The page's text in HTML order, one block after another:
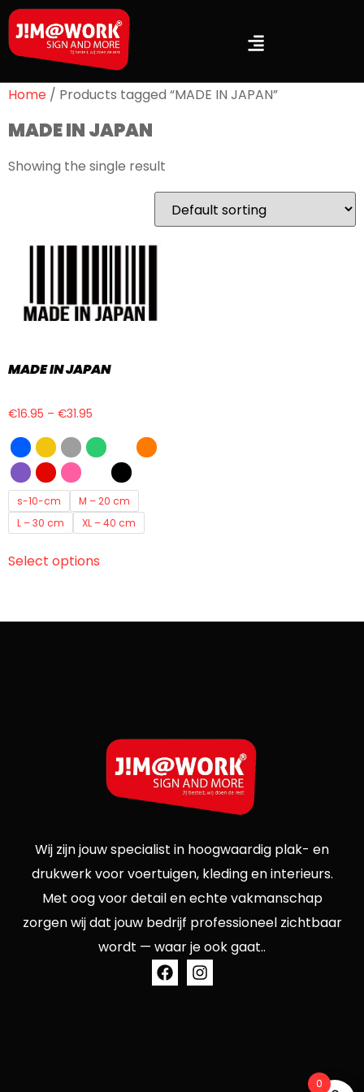
Home / Products tagged “MADE IN JAPAN”
MADE IN JAPAN
Showing the single result
MADE IN JAPAN
€16.95 – €31.95
s-10-cm
M – 20 cm
L – 30 cm
XL – 40 cm
Select options
Wij zijn jouw specialist in hoogwaardig plak- en
drukwerk voor voertuigen, kleding en interieurs.
Met oog voor detail en echte vakmanschap
zorgen wij dat jouw bedrijf professioneel zichtbaar
wordt — waar je ook gaat..
0